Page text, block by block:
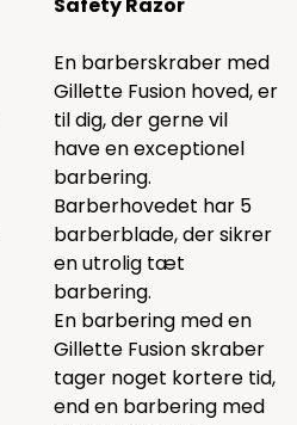
En barberskraber med
Gillette Fusion hoved, er
til dig, der gerne vil
have en exceptionel
barbering.
Barberhovedet har 5
barberblade, der sikrer
en utrolig tæt
barbering.
En barbering med en
Gillette Fusion skraber
tager noget kortere tid,
end en barbering med